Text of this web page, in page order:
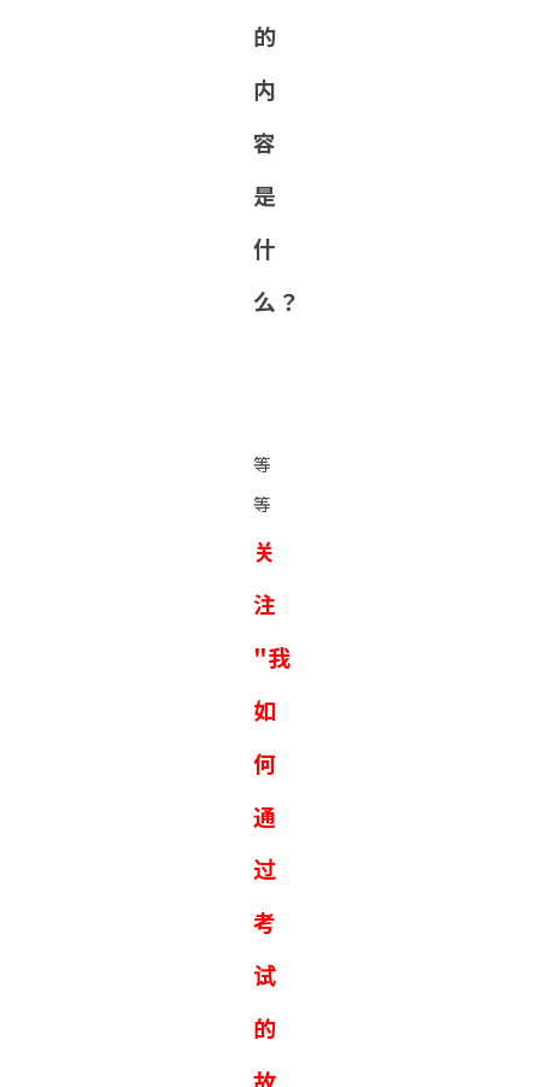
的
内
容
是
什
么？
等
等
关
注
"我
如
何
通
过
考
试
的
故